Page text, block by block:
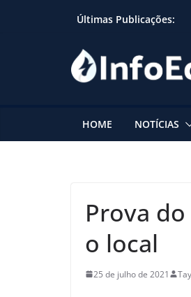
Últimas Publicações:
HOME NOTÍCIAS
Prova
o local
25 de julho de 2021